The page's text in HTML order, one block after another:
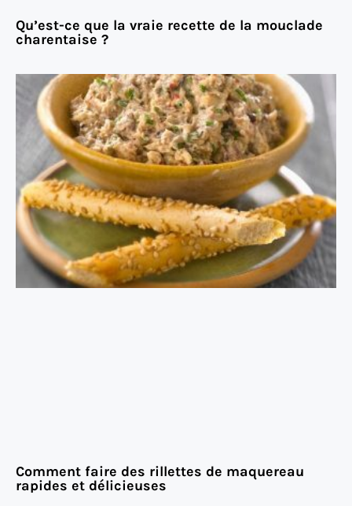
Qu’est-ce que la vraie recette de la mouclade
charentaise ?
Comment faire des rillettes de maquereau
rapides et délicieuses